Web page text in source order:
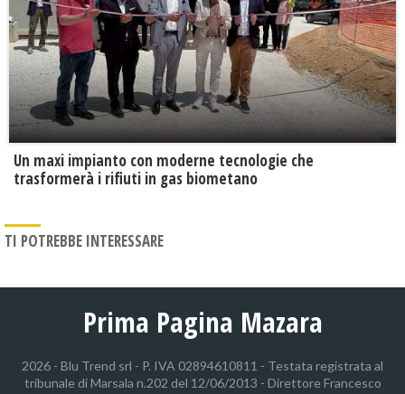
Un maxi impianto con moderne tecnologie che
trasformerà i rifiuti in gas biometano
TI POTREBBE INTERESSARE
Prima Pagina Mazara
2026 - Blu Trend srl - P. IVA 02894610811 - Testata registrata al
tribunale di Marsala n.202 del 12/06/2013 - Direttore Francesco